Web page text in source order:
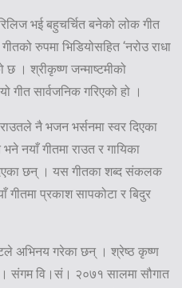
भई बहुचर्चित बनेको लोक गीत
रुपमा भिडियोसहित ‘नरोउ राधा
छ । श्रीकृष्ण जन्माष्टमीको
गीत सार्वजनिक गरिएको हो ।
नै भजन भर्सनमा स्वर दिएका
नयाँ गीतमा राउत र गायिका
छन् । यस गीतका शब्द संकलक
प्रकाश सापकोटा र बिदुर
अभिनय गरेका छन् । श्रेष्ठ कृष्ण
संगम वि।सं। २०७१ सालमा सौगात